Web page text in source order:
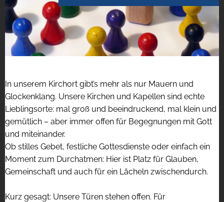
In unserem Kirchort gibt’s mehr als nur Mauern und
Glockenklang. Unsere Kirchen und Kapellen sind echte
Lieblingsorte: mal groß und beeindruckend, mal klein und
gemütlich – aber immer offen für Begegnungen mit Gott
und miteinander.
Ob stilles Gebet, festliche Gottesdienste oder einfach ein
Moment zum Durchatmen: Hier ist Platz für Glauben,
Gemeinschaft und auch für ein Lächeln zwischendurch.
Kurz gesagt: Unsere Türen stehen offen. Für